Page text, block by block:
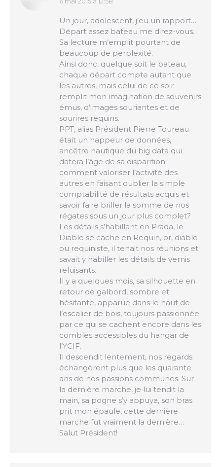
dit
Un jour, adolescent, j’eu un rapport…
Départ assez bateau me direz-vous.
Sa lecture m’emplit pourtant de
beaucoup de perplexité.
Ainsi donc, quelque soit le bateau,
chaque départ compte autant que
les autres, mais celui de ce soir
remplit mon imagination de souvenirs
émus, d’images souriantes et de
sourires requins.
PPT, alias Président Pierre Toureau
était un happeur de données,
ancêtre nautique du big data qui
datera l’âge de sa disparition :
comment valoriser l’activité des
autres en faisant oublier la simple
comptabilité de résultats acquis et
savoir faire briller la somme de nos
régates sous un jour plus complet?
Les détails s’habillant en Prada, le
Diable se cache en Requin, or, diable
ou requiniste, il tenait nos réunions et
savait y habiller les détails de vernis
reluisants.
Il y a quelques mois, sa silhouette en
retour de galbord, sombre et
hésitante, apparue dans le haut de
l’escalier de bois, toujours passionnée
par ce qui se cachent encore dans les
combles accessibles du hangar de
l’YCIF.
Il descendit lentement, nos regards
échangèrent plus que les quarante
ans de nos passions communes. Sur
la dernière marche, je lui tendit la
main, sa pogne s’y appuya, son bras
prit mon épaule, cette dernière
marche fut vraiment la dernière…
Salut Président!